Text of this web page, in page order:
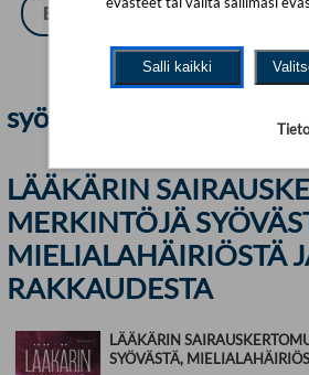
syöpähoidot | Avain
LÄÄKÄRIN
MERKINTÖJÄ
MIELIALAHÄIRIÖSTÄ
RAKKAUDESTA
LÄÄKÄRIN
SYÖVÄSTÄ,
Salli kaikki